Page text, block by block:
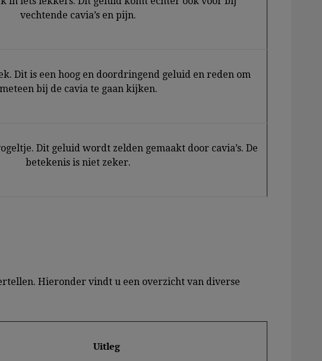
vechtende cavia’s en pijn.
Dit is een hoog en doordringend geluid en reden om
meteen bij de cavia te gaan kijken.
Dit geluid wordt zelden gemaakt door cavia’s. De
betekenis is niet zeker.
Hieronder vindt u een overzicht van diverse
Uitleg